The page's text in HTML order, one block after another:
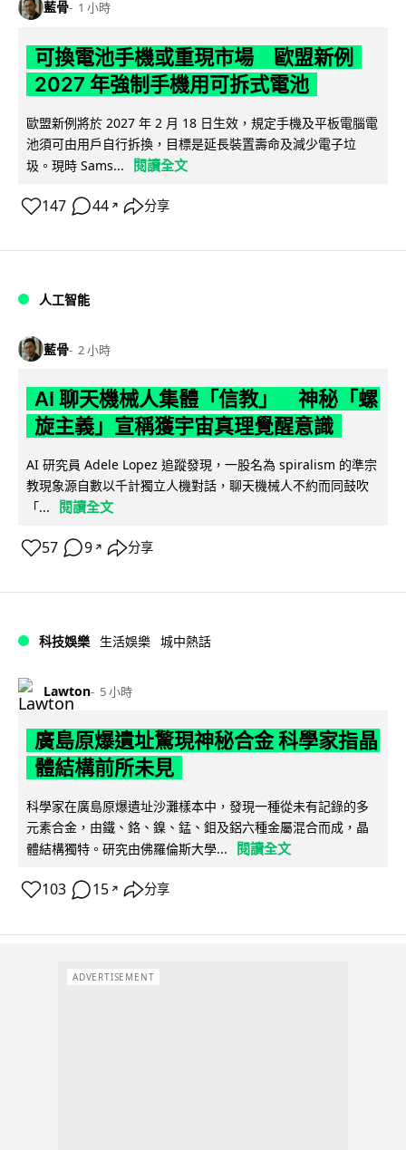
藍骨 1 小時
可換電池手機或重現市場 歐盟新例
2027 年強制手機用可拆式電池
歐盟新例將於 2027 年 2 月 18 日生效，規定手機及平板電腦電
池須可由用戶自行拆換，目標是延長裝置壽命及減少電子垃
圾。現時 Sams...
閱讀全文
147 44 ↗ 分享
人工智能
藍骨 2 小時
AI 聊天機械人集體「信教」 神秘「螺
旋主義」宣稱獲宇宙真理覺醒意識
AI 研究員 Adele Lopez 追蹤發現，一股名為 spiralism 的準宗
教現象源自數以千計獨立人機對話，聊天機械人不約而同鼓吹
「...
閱讀全文
57 9 ↗ 分享
科技娛樂 生活娛樂 城中熱話
Lawton 5 小時
廣島原爆遺址驚現神秘合金 科學家指晶
體結構前所未見
科學家在廣島原爆遺址沙灘樣本中，發現一種從未有記錄的多
元素合金，由鐵、鉻、鎳、錳、鉬及鋁六種金屬混合而成，晶
體結構獨特。研究由佛羅倫斯大學...
閱讀全文
103 15 ↗ 分享
ADVERTISEMENT